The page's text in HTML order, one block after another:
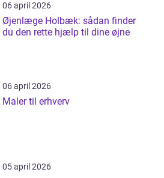
06 april 2026
Øjenlæge Holbæk: sådan finder
du den rette hjælp til dine øjne
06 april 2026
Maler til erhverv
05 april 2026